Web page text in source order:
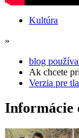
Kultúra
»
blog
Ak chcete
Verzia pre
Informácie